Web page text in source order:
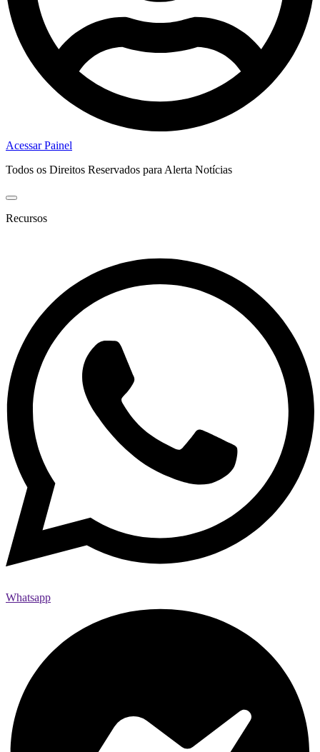
Acessar Painel
Todos os Direitos Reservados para Alerta Notícias
Recursos
Whatsapp